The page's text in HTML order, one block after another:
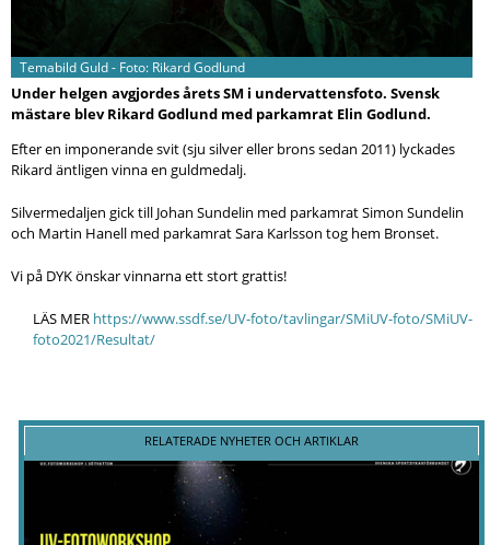
Temabild Guld - Foto: Rikard Godlund
Under helgen avgjordes årets SM i undervattensfoto. Svensk
mästare blev Rikard Godlund med parkamrat Elin Godlund.
Efter en imponerande svit (sju silver eller brons sedan 2011) lyckades
Rikard äntligen vinna en guldmedalj.
Silvermedaljen gick till Johan Sundelin med parkamrat Simon Sundelin
och Martin Hanell med parkamrat Sara Karlsson tog hem Bronset.
Vi på DYK önskar vinnarna ett stort grattis!
LÄS MER https://www.ssdf.se/UV-foto/tavlingar/SMiUV-foto/SMiUV-
foto2021/Resultat/
RELATERADE NYHETER OCH ARTIKLAR